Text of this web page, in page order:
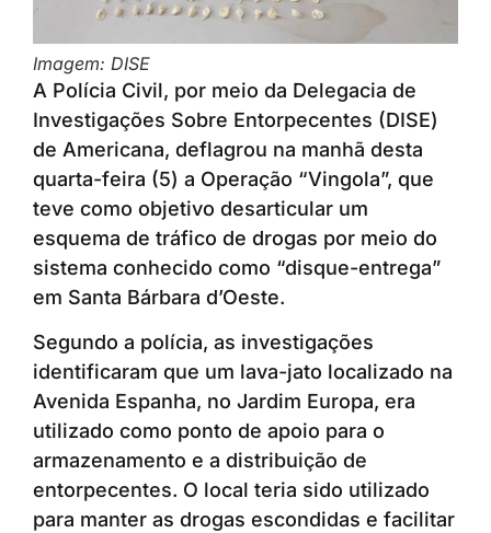
Imagem: DISE
A Polícia Civil, por meio da Delegacia de
Investigações Sobre Entorpecentes (DISE)
de Americana, deflagrou na manhã desta
quarta-feira (5) a Operação “Vingola”, que
teve como objetivo desarticular um
esquema de tráfico de drogas por meio do
sistema conhecido como “disque-entrega”
em Santa Bárbara d’Oeste.
Segundo a polícia, as investigações
identificaram que um lava-jato localizado na
Avenida Espanha, no Jardim Europa, era
utilizado como ponto de apoio para o
armazenamento e a distribuição de
entorpecentes. O local teria sido utilizado
para manter as drogas escondidas e facilitar